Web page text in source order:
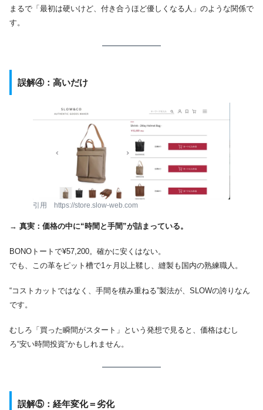
まるで「最初は硬いけど、付き合うほど優しくなる人」のような関係で
す。
誤解④：高いだけ
引用 https://store.slow-web.com
→ 真実：価格の中に“時間と手間”が詰まっている。
BONOトートで¥57,200。確かに安くはない。
でも、この革をピット槽で1ヶ月以上鞣し、縫製も国内の熟練職人。
“コストカットではなく、手間を積み重ねる”製法が、SLOWの誇りなん
です。
むしろ「買った瞬間がスタート」という発想で見ると、価格はむし
ろ“安い時間投資”かもしれません。
誤解⑤：経年変化＝劣化